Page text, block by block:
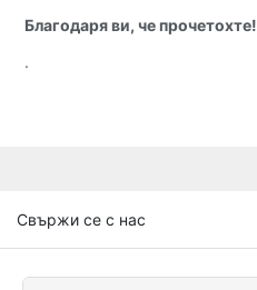
Благодаря ви, че прочетохте!
.
Свържи се с нас